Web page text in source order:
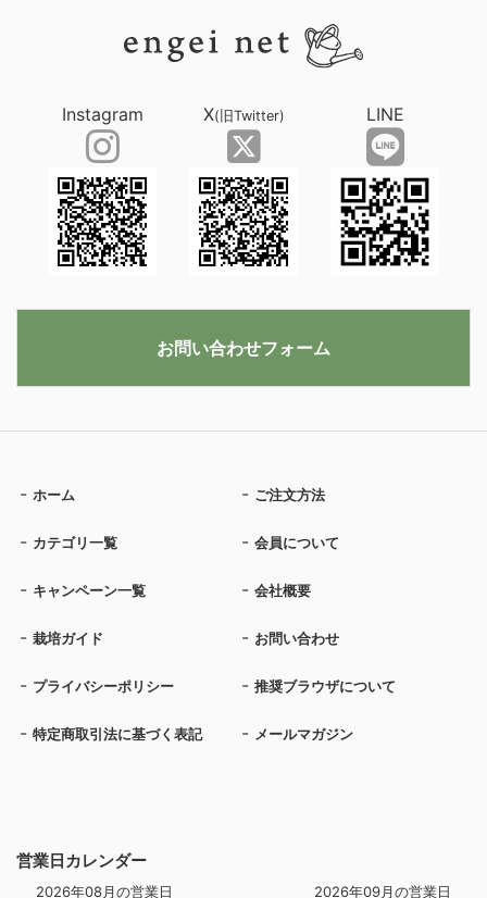
営業日カレンダー
2026年08月の営業日 2026年09月の営業日
ホーム ご注文方法
カテゴリ一覧 会員について
キャンペーン一覧 会社概要
栽培ガイド お問い合わせ
プライバシーポリシー 推奨ブラウザについて
特定商取引法に基づく表記 メールマガジン
Instagram X(旧Twitter) LINE
お問い合わせフォーム